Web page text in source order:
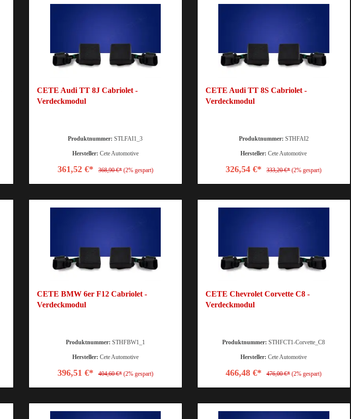
CETE Audi TT 8J Cabriolet -
Verdeckmodul
Produktnummer:STLFAI1_3
Hersteller: Cete Automotive
361,52 €* 368,90 €* (2% gespart)
CETE Audi TT 8S Cabriolet -
Verdeckmodul
Produktnummer: STHFAI2
Hersteller:Cete Automotive
326,54 €* 333,20 €* (2% gespart)
CETE BMW 6er F12 Cabriolet -
Verdeckmodul
Produktnummer: STHFBW1_1
Hersteller: Cete Automotive
396,51 €* 404,60 €* (2% gespart)
CETE Chevrolet Corvette C8 -
Verdeckmodul
Produktnummer:STHFCT1-Corvette_C8
Hersteller:Cete Automotive
466,48 €* 476,00 €* (2% gespart)